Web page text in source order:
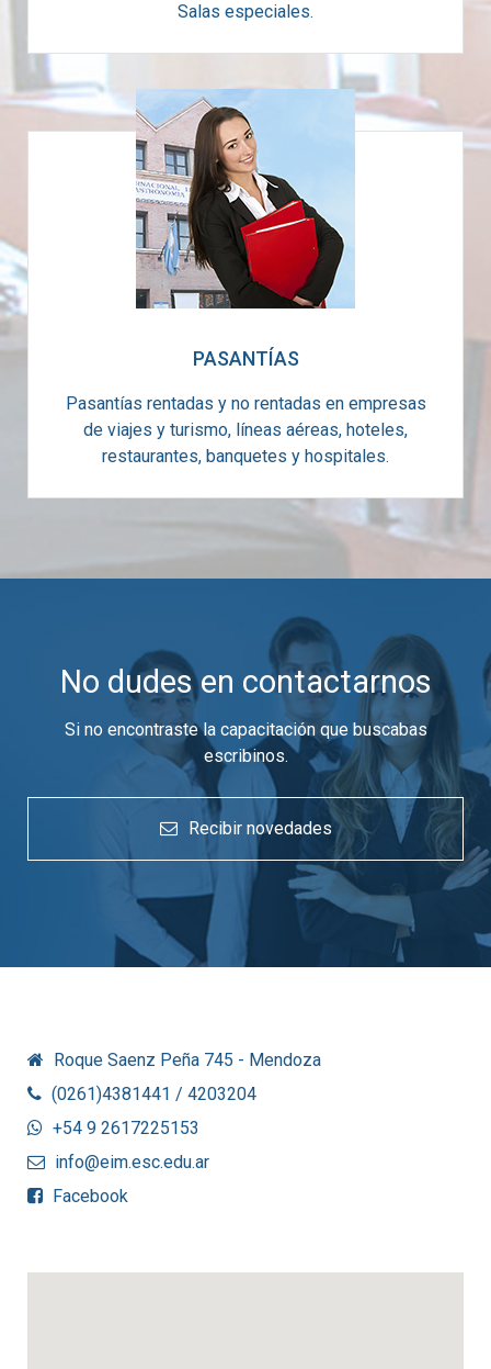
Salas especiales.
PASANTÍAS
Pasantías rentadas y no rentadas en empresas
de viajes y turismo, líneas aéreas, hoteles,
restaurantes, banquetes y hospitales.
No dudes en contactarnos
Si no encontraste la capacitación que buscabas
escribinos.
Recibir novedades
Roque Saenz Peña 745 - Mendoza
(0261)4381441 / 4203204
+54 9 2617225153
info@eim.esc.edu.ar
Facebook